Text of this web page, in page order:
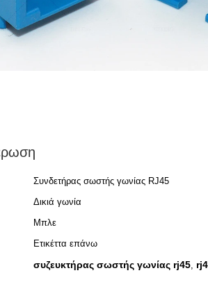
Συνδετήρας σωστής γωνίας RJ45
Δικιά γωνία
Μπλε
Ετικέττα επάνω
συζευκτήρας σωστής γωνίας rj45,